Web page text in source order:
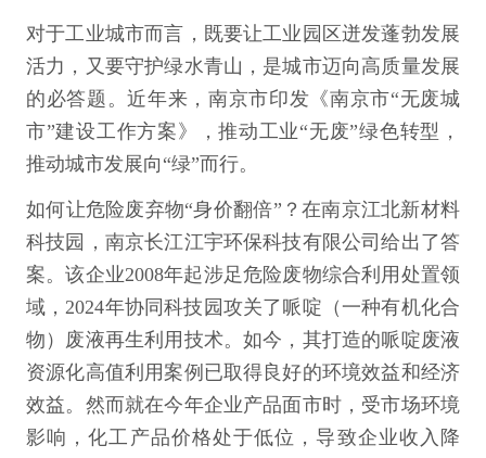
对于工业城市而言，既要让工业园区迸发蓬勃发展
活力，又要守护绿水青山，是城市迈向高质量发展
的必答题。近年来，南京市印发《南京市“无废城
市”建设工作方案》，推动工业“无废”绿色转型，
推动城市发展向“绿”而行。
如何让危险废弃物“身价翻倍”？在南京江北新材料
科技园，南京长江江宇环保科技有限公司给出了答
案。该企业2008年起涉足危险废物综合利用处置领
域，2024年协同科技园攻关了哌啶（一种有机化合
物）废液再生利用技术。如今，其打造的哌啶废液
资源化高值利用案例已取得良好的环境效益和经济
效益。然而就在今年企业产品面市时，受市场环境
影响，化工产品价格处于低位，导致企业收入降